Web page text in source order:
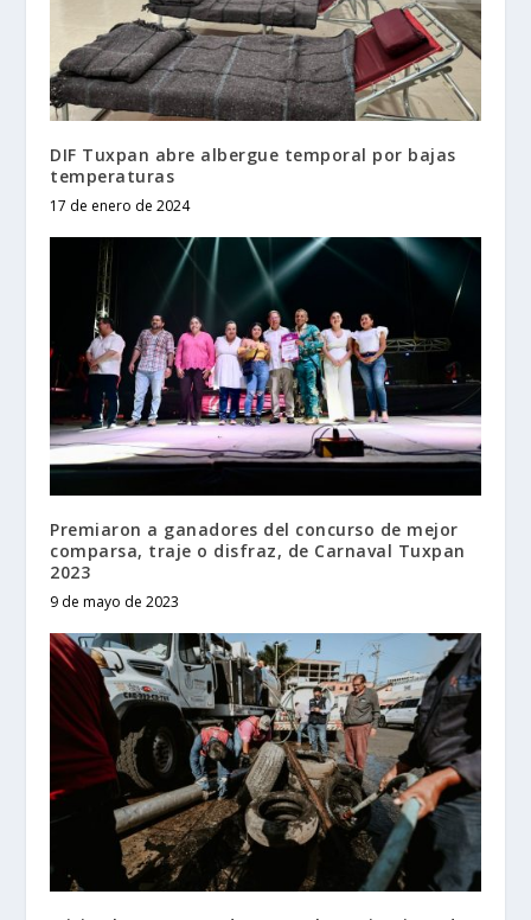
DIF Tuxpan abre albergue temporal por bajas
temperaturas
17 de enero de 2024
Premiaron a ganadores del concurso de mejor
comparsa, traje o disfraz, de Carnaval Tuxpan
2023
9 de mayo de 2023